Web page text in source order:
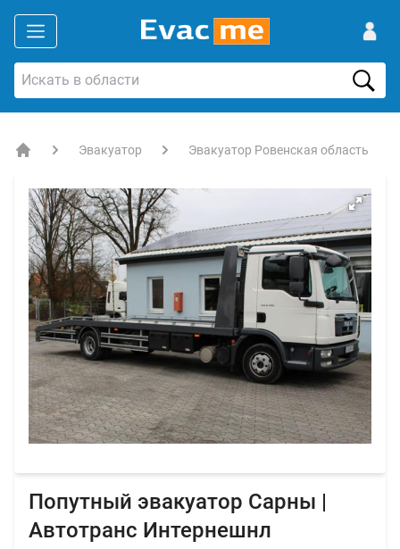
Эвакуатор Эвакуатор Ровенская область
Попутный эвакуатор Сарны |
Автотранс Интернешнл